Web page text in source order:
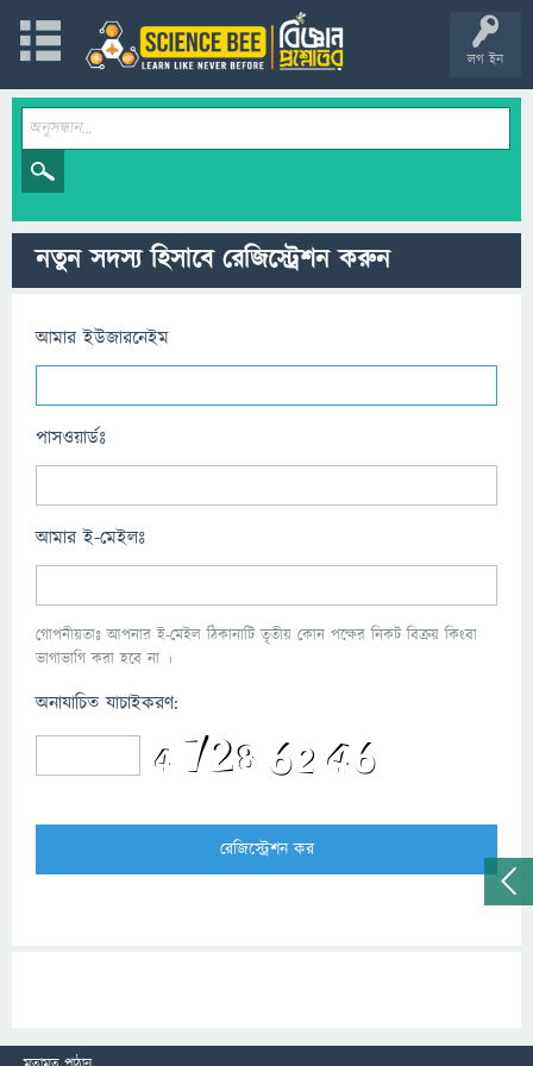
লগ ইন
নতুন সদস্য হিসাবে রেজিস্ট্রেশন করুন
আমার ইউজারনেইম
পাসওয়ার্ডঃ
আমার ই-মেইলঃ
গোপনীয়তাঃ আপনার ই-মেইল ঠিকানাটি তৃতীয় কোন পক্ষের নিকট বিক্রয় কিংবা
ভাগাভাগি করা হবে না ।
অনাযাচিত যাচাইকরণ: